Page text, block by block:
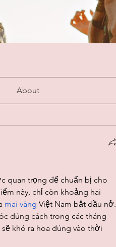
About
quan trọng để chuẩn bị cho
này, chỉ còn khoảng hai
mai vàng Việt Nam bắt đầu nở.
đúng cách trong các tháng
khó ra hoa đúng vào thời